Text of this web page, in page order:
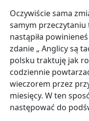
Oczywiście sama
samym przeczytaniu
nastąpiła
zdanie „ Anglicy są
polsku traktuję jak
codziennie
wieczorem przez
miesięcy. W ten
następować do